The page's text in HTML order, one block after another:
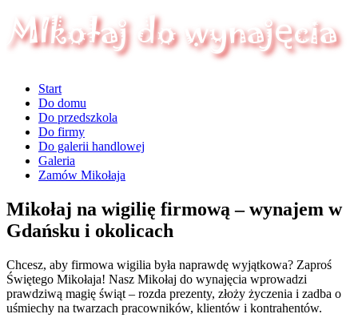
Start
Do domu
Do przedszkola
Do firmy
Do galerii handlowej
Galeria
Zamów Mikołaja
Mikołaj na wigilię firmową – wynajem w
Gdańsku i okolicach
Chcesz, aby firmowa wigilia była naprawdę wyjątkowa? Zaproś
Świętego Mikołaja! Nasz Mikołaj do wynajęcia wprowadzi
prawdziwą magię świąt – rozda prezenty, złoży życzenia i zadba o
uśmiechy na twarzach pracowników, klientów i kontrahentów.